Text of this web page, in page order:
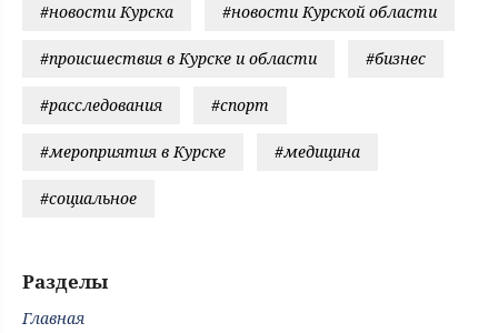
#новости Курска #новости Курской области
#происшествия в Курске и области #бизнес
#расследования #спорт
#мероприятия в Курске #медицина
#социальное
Разделы
Главная